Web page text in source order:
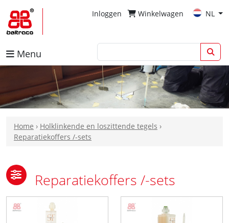
Inloggen Winkelwagen NL
Menu
Home › Holklinkende en loszittende tegels ›
Reparatiekoffers /-sets
Reparatiekoffers /-sets